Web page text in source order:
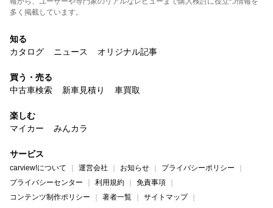
多く掲載しています。
知る
カタログ
ニュース オリジナル記事
買う・売る
中古車検索
新車見積り 車買取
楽しむ
マイカー
みんカラ
サービス
carview!について 運営会社 お知らせ
プライバシーポリシー
プライバシーセンター
利用規約
免責事項
コンテンツ制作ポリシー
著者一覧
サイトマップ